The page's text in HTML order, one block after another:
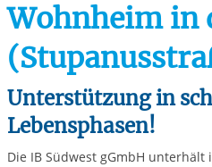
Wohnheim in
Unterstützung in
Lebensphasen!
Die IB Südwest gGmbH